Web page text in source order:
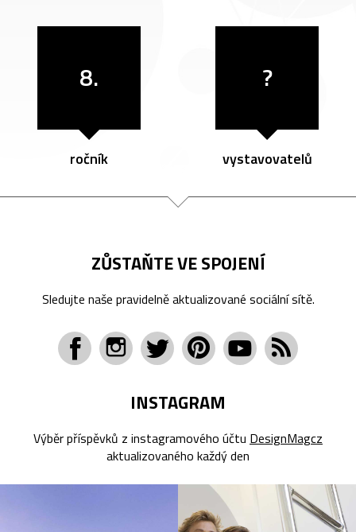
8.
ročník
?
vystavovatelů
ZŮSTAŇTE VE SPOJENÍ
Sledujte naše pravidelně aktualizované sociální sítě.
INSTAGRAM
Výběr příspěvků z instagramového účtu DesignMagcz
aktualizovaného každý den